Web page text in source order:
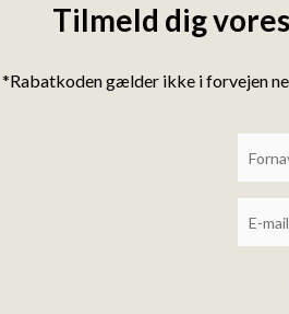
Tilmeld dig
*Rabatkoden gælder ikke i forvejen